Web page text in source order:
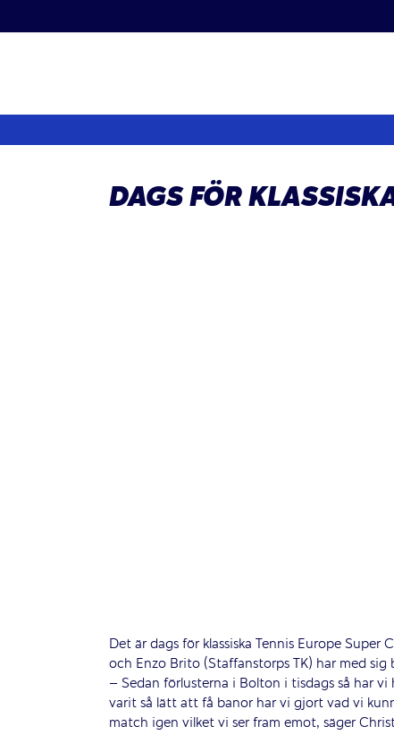
till
DAGS FÖR
Det är dags för klassiska Tennis Europe
och Enzo Brito (Staffanstorps TK) har med
– Sedan förlusterna i Bolton i tisdags så har
varit så lätt att få banor har vi gjort vad vi
match igen vilket vi ser fram emot, säger